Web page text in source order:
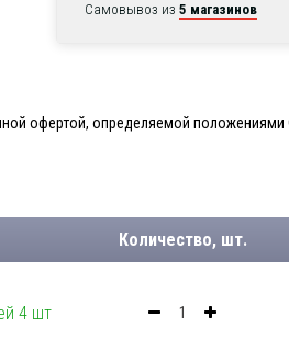
Самовывоз из 5 магазинов
офертой, определяемой положениями
Количество, шт.
4 шт